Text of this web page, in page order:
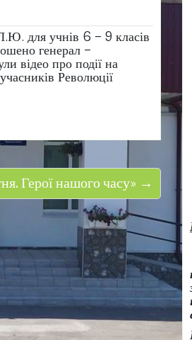
для учнів 6 – 9 класів
генерал –
відео про події на
Революції
Герої нашого часу» →